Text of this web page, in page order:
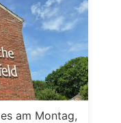
am Montag,